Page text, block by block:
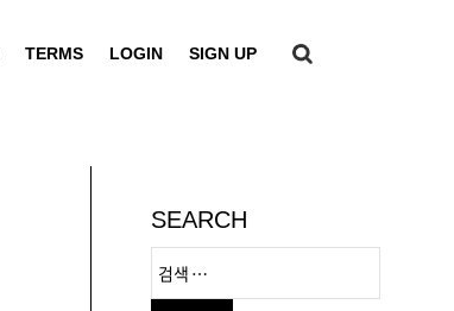
TERMS LOGIN SIGN UP
SEARCH